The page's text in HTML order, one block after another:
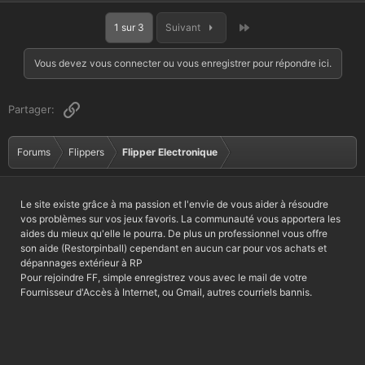
1 sur 3 Suivant
Vous devez vous connecter ou vous enregistrer pour répondre ici.
Partager: Lien
Forums Flippers Flipper Electronique
Le site existe grâce à ma passion et l'envie de vous aider à résoudre
vos problèmes sur vos jeux favoris. La communauté vous apportera les
aides du mieux qu'elle le pourra. De plus un professionnel vous offre
son aide (Restorpinball) cependant en aucun car pour vos achats et
dépannages extérieur à RP
Pour rejoindre FF, simple enregistrez vous avec le mail de votre
Fournisseur d'Accès à Internet, ou Gmail, autres courriels bannis.